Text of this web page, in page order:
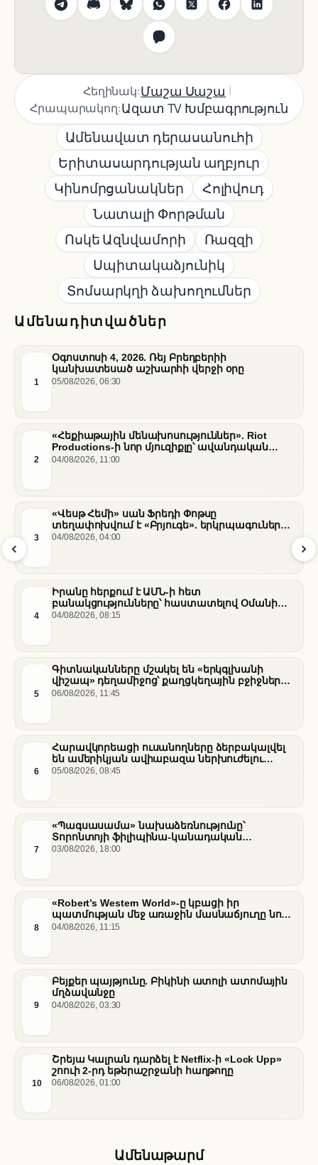
Ամենադիտվածներ
1
Օգոստոսի 4, 2026. Ռեյ Բրեդբերիի
կանխատեսած աշխարհի վերջի օրը
05/08/2026, 06:30
2
«Հեքիաթային մենախոսություններ». Riot
Productions-ի նոր մյուզիքլը՝ ավանդական
պատմությունների նոր վերաիմաստավորում
04/08/2026, 11:00
3
«Վեսթ Հեմի» սան Ֆրեդի Փոթսը
տեղափոխվում է «Բրյուգե». երկրպագուների
դժգոհությունը և ակումբի ռազմավարությունը
04/08/2026, 04:00
4
Իրանը հերքում է ԱՄՆ-ի հետ
բանակցությունները՝ հաստատելով Օմանի
միջնորդությամբ քննարկումները Հորմուզի
04/08/2026, 08:15
5
Գիտնականները մշակել են «երկգլխանի
վիշապ» դեղամիջոց՝ քաղցկեղային բջիջները
սովամահ անելու համար
06/08/2026, 11:45
6
Հարավկորեացի ուսանողները ձերբակալվել
են ամերիկյան ավիաբազա ներխուժելու
համար
05/08/2026, 08:45
7
«Պագսասամա» նախաձեռնությունը՝
Տորոնտոյի ֆիլիպինա-կանադական
արվեստագետների համար
03/08/2026, 18:00
8
«Robert’s Western World»-ը կբացի իր
պատմության մեջ առաջին մասնաճյուղը նոր
«Nissan Stadium» մարզադաշտում
04/08/2026, 11:15
9
Բեյքեր պայթյունը. Բիկինի ատոլի ատոմային
մղձավանջը
04/08/2026, 03:30
10
Շրեյա Կալրան դարձել է Netflix-ի «Lock Upp»
շոուի 2-րդ եթերաշրջանի հաղթողը
06/08/2026, 01:00
Հեղինակ:Մաշա Սաշա |
Հրապարակող:Ազատ TV Խմբագրություն
Ամենավատ դերասանուհի
Երիտասարդության աղբյուր
Կինոմրցանակներ
Հոլիվուդ
Նատալի Փորթման
Ոսկե Ազնվամորի
Ռազզի
Սպիտակաձյունիկ
Տոմսարկղի ձախողումներ
Ամենաթարմ